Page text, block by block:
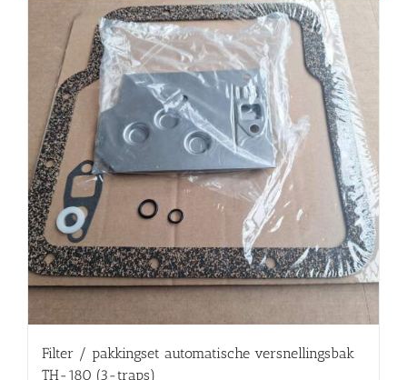
Filter / pakkingset automatische versnellingsbak
TH-180 (3-traps)